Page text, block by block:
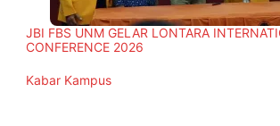
JBI FBS UNM GELAR LONTARA
CONFERENCE 2026
In relation to
Kabar Kampus